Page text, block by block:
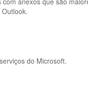
do Microsoft.